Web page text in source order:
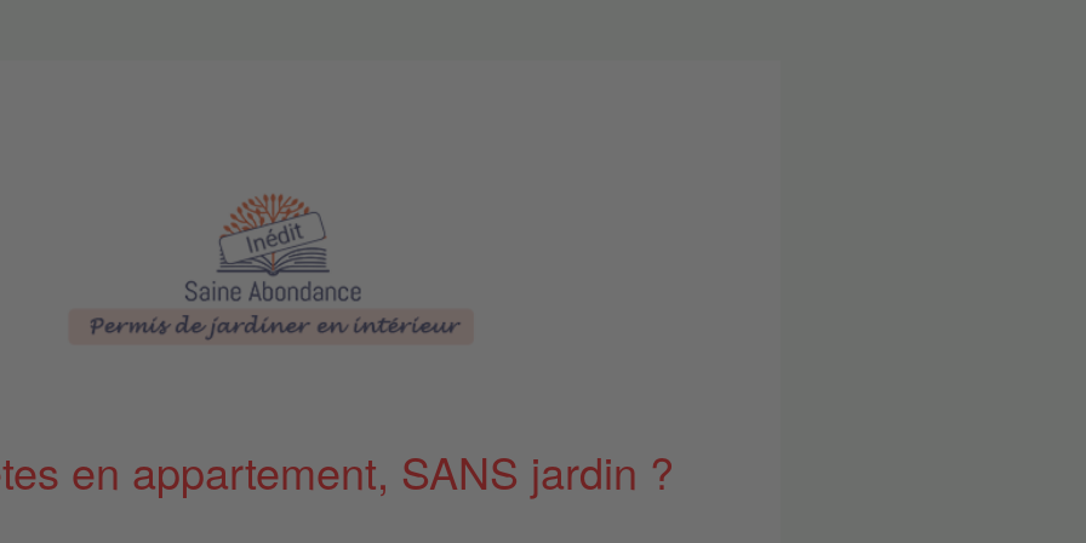
en appartement, SANS jardin ?